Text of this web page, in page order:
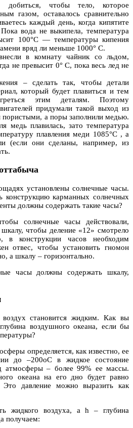
чтобы тело, которое
газом, оставалось сравнительно
каждый день, когда кипятите
вода не выкипела, температура
100°С — температуры кипения
вряд ли меньше 1000° С.
в комнату чайник со льдом,
не превысит 0°С, пока весь лед не
– сделать так, чтобы детали
который будет плавиться и тем
этим деталям. Поэтому
придумали такой выход из
пористыми, а поры заполнили медью.
медь плавилась, зато температура
плавления меди 1085°С , а
(если они сделаны, например, из
установлены солнечные часы.
карманных солнечных
должны содержать такие часы?
солнечные часы действовали,
чтобы деление «12» смотрело
в конструкции часов необходим
отвес, чтобы установить гномон
а шкалу – горизонтально.
часы должны содержать шкалу,
становится жидким. Как вы
воздушного океана, если бы
определяется, как известно, ее
до –200оC в жидкое состояние
атмосферы – более 99% ее массы.
океана на его дно будет равно
Это давление можно выразить как
жидкого воздуха, а h – глубина
получаем: